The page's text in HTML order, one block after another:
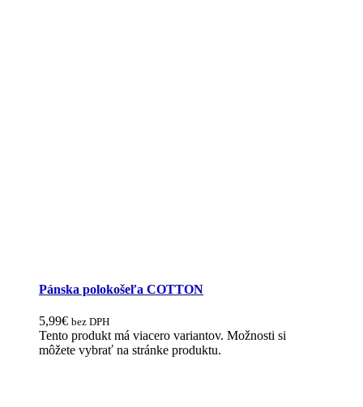
Pánska polokošeľa COTTON
5,99€ bez DPH
Tento produkt má viacero variantov. Možnosti si
môžete vybrať na stránke produktu.